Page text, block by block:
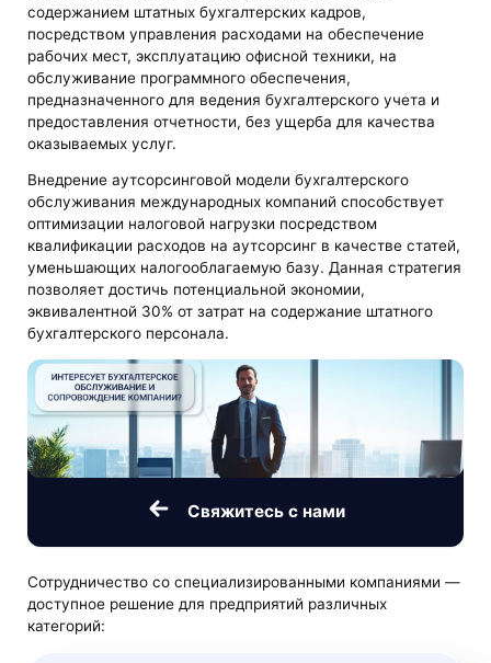
содержанием штатных бухгалтерских кадров,
посредством управления расходами на обеспечение
рабочих мест, эксплуатацию офисной техники, на
обслуживание программного обеспечения,
предназначенного для ведения бухгалтерского учета и
предоставления отчетности, без ущерба для качества
оказываемых услуг.
Внедрение аутсорсинговой модели бухгалтерского
обслуживания международных компаний способствует
оптимизации налоговой нагрузки посредством
квалификации расходов на аутсорсинг в качестве статей,
уменьшающих налогооблагаемую базу. Данная стратегия
позволяет достичь потенциальной экономии,
эквивалентной 30% от затрат на содержание штатного
бухгалтерского персонала.
Свяжитесь с нами
Сотрудничество со специализированными компаниями —
доступное решение для предприятий различных
категорий: